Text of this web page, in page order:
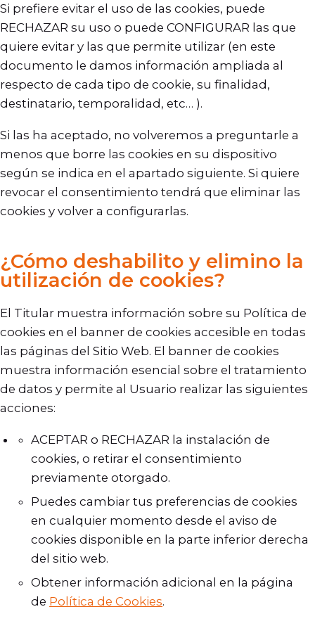
Si prefiere evitar el uso de las cookies, puede
RECHAZAR su uso o puede CONFIGURAR las que
quiere evitar y las que permite utilizar (en este
documento le damos información ampliada al
respecto de cada tipo de cookie, su finalidad,
destinatario, temporalidad, etc… ).
Si las ha aceptado, no volveremos a preguntarle a
menos que borre las cookies en su dispositivo
según se indica en el apartado siguiente. Si quiere
revocar el consentimiento tendrá que eliminar las
cookies y volver a configurarlas.
¿Cómo deshabilito y elimino la
utilización de cookies?
El Titular muestra información sobre su Política de
cookies en el banner de cookies accesible en todas
las páginas del Sitio Web. El banner de cookies
muestra información esencial sobre el tratamiento
de datos y permite al Usuario realizar las siguientes
acciones:
ACEPTAR o RECHAZAR la instalación de
cookies, o retirar el consentimiento
previamente otorgado.
Puedes cambiar tus preferencias de cookies
en cualquier momento desde el aviso de
cookies disponible en la parte inferior derecha
del sitio web.
Obtener información adicional en la página
de Política de Cookies.